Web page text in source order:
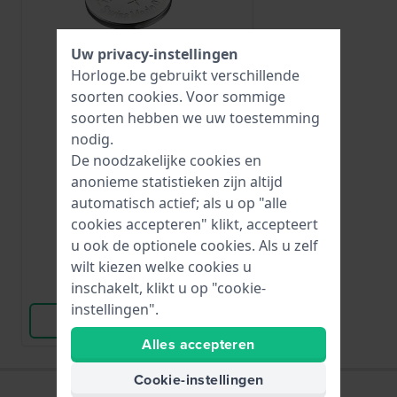
R365
365 / SR1116W
€ 7,-
● Op voorraad
Vergelijk
Bekijk Product
Uw privacy-instellingen
Horloge.be gebruikt verschillende
soorten cookies. Voor sommige
soorten hebben we uw toestemming
nodig.
De noodzakelijke cookies en
anonieme statistieken zijn altijd
automatisch actief; als u op "alle
cookies accepteren" klikt, accepteert
u ook de optionele cookies. Als u zelf
wilt kiezen welke cookies u
inschakelt, klikt u op "cookie-
instellingen".
Alles accepteren
Cookie-instellingen